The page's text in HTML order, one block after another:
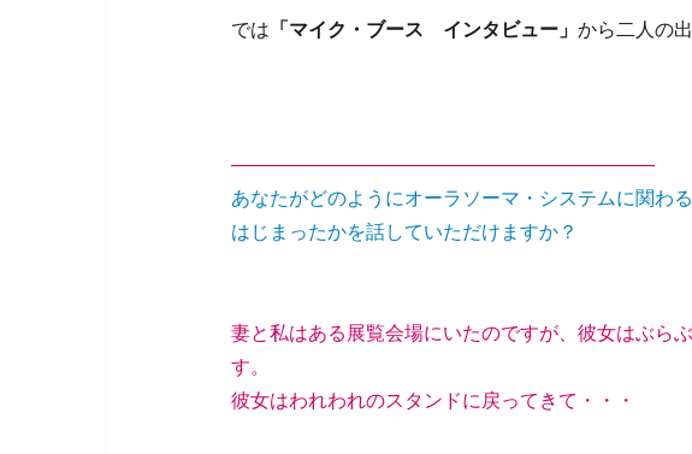
では 「マイク・ブース インタビュー」 から二人の
——————————————————————
あなたがどのようにオーラソーマ・システムに関わ
はじまったかを話していただけますか？
妻と私はある展覧会場にいたのですが、彼女はぶら
す。
彼女はわれわれのスタンドに戻ってきて・・・